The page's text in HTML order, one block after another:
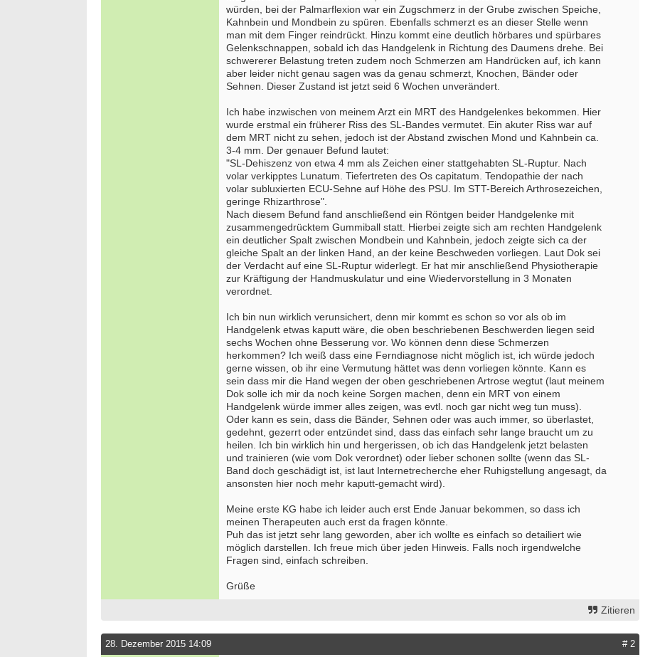
würden, bei der Palmarflexion war ein Zugschmerz in der Grube zwischen Speiche,
Kahnbein und Mondbein zu spüren. Ebenfalls schmerzt es an dieser Stelle wenn
man mit dem Finger reindrückt. Hinzu kommt eine deutlich hörbares und spürbares
Gelenkschnappen, sobald ich das Handgelenk in Richtung des Daumens drehe. Bei
schwererer Belastung treten zudem noch Schmerzen am Handrücken auf, ich kann
aber leider nicht genau sagen was da genau schmerzt, Knochen, Bänder oder
Sehnen. Dieser Zustand ist jetzt seid 6 Wochen unverändert.
Ich habe inzwischen von meinem Arzt ein MRT des Handgelenkes bekommen. Hier
wurde erstmal ein früherer Riss des SL-Bandes vermutet. Ein akuter Riss war auf
dem MRT nicht zu sehen, jedoch ist der Abstand zwischen Mond und Kahnbein ca.
3-4 mm. Der genauer Befund lautet:
"SL-Dehiszenz von etwa 4 mm als Zeichen einer stattgehabten SL-Ruptur. Nach
volar verkipptes Lunatum. Tiefertreten des Os capitatum. Tendopathie der nach
volar subluxierten ECU-Sehne auf Höhe des PSU. Im STT-Bereich Arthrosezeichen,
geringe Rhizarthrose".
Nach diesem Befund fand anschließend ein Röntgen beider Handgelenke mit
zusammengedrücktem Gummiball statt. Hierbei zeigte sich am rechten Handgelenk
ein deutlicher Spalt zwischen Mondbein und Kahnbein, jedoch zeigte sich ca der
gleiche Spalt an der linken Hand, an der keine Beschweden vorliegen. Laut Dok sei
der Verdacht auf eine SL-Ruptur widerlegt. Er hat mir anschließend Physiotherapie
zur Kräftigung der Handmuskulatur und eine Wiedervorstellung in 3 Monaten
verordnet.
Ich bin nun wirklich verunsichert, denn mir kommt es schon so vor als ob im
Handgelenk etwas kaputt wäre, die oben beschriebenen Beschwerden liegen seid
sechs Wochen ohne Besserung vor. Wo können denn diese Schmerzen
herkommen? Ich weiß dass eine Ferndiagnose nicht möglich ist, ich würde jedoch
gerne wissen, ob ihr eine Vermutung hättet was denn vorliegen könnte. Kann es
sein dass mir die Hand wegen der oben geschriebenen Artrose wegtut (laut meinem
Dok solle ich mir da noch keine Sorgen machen, denn ein MRT von einem
Handgelenk würde immer alles zeigen, was evtl. noch gar nicht weg tun muss).
Oder kann es sein, dass die Bänder, Sehnen oder was auch immer, so überlastet,
gedehnt, gezerrt oder entzündet sind, dass das einfach sehr lange braucht um zu
heilen. Ich bin wirklich hin und hergerissen, ob ich das Handgelenk jetzt belasten
und trainieren (wie vom Dok verordnet) oder lieber schonen sollte (wenn das SL-
Band doch geschädigt ist, ist laut Internetrecherche eher Ruhigstellung angesagt, da
ansonsten hier noch mehr kaputt-gemacht wird).
Meine erste KG habe ich leider auch erst Ende Januar bekommen, so dass ich
meinen Therapeuten auch erst da fragen könnte.
Puh das ist jetzt sehr lang geworden, aber ich wollte es einfach so detailiert wie
möglich darstellen. Ich freue mich über jeden Hinweis. Falls noch irgendwelche
Fragen sind, einfach schreiben.
Grüße
Zitieren
28. Dezember 2015 14:09 # 2
Bewerbung um einen Praktikumsplatz für
September 2026
Berlin/ Mitte
weitere Praktikumsgesuche
Ergotherapeut*in (m/w/d) zur Erweiterung
unseres Teams gesucht
Ergotherapeut (m/w/d) für psychisch-
funktionelle Behandlung in Teilzeit oder
Vollzeit
20144 - Hamburg
Ergotherapeut (m/w/d)
29221 - Celle
Monatsgehalt
13507 - Berlin
"ErgotherapeutIn (m/w/d)" gesucht - in
professioneller Praxis mit herzlichem und
tollem Team!
12099 - Berlin
Ergotherapeut (m/w/d) Köln
50996 - Köln
Ergotherapeuten (m/w/d) in Voll- oder
Teilzeit und unbefristet
25524 - Itzehoe